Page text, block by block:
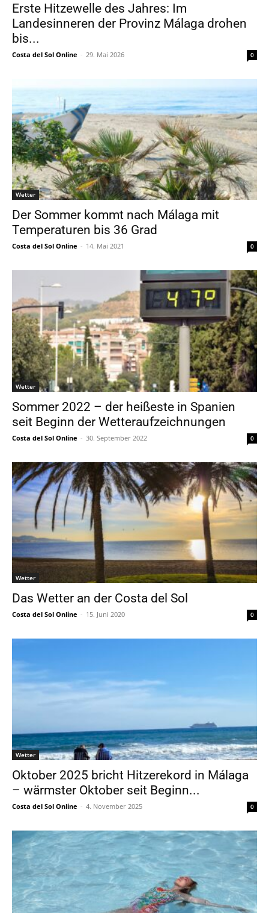
Erste Hitzewelle des Jahres: Im
Landesinneren der Provinz Málaga drohen
bis...
Costa del Sol Online - 29. Mai 2026 0
Wetter
Der Sommer kommt nach Málaga mit
Temperaturen bis 36 Grad
Costa del Sol Online - 14. Mai 2021 0
Wetter
Sommer 2022 – der heißeste in Spanien
seit Beginn der Wetteraufzeichnungen
Costa del Sol Online - 30. September 2022 0
Wetter
Das Wetter an der Costa del Sol
Costa del Sol Online - 15. Juni 2020 0
Wetter
Oktober 2025 bricht Hitzerekord in Málaga
– wärmster Oktober seit Beginn...
Costa del Sol Online - 4. November 2025 0